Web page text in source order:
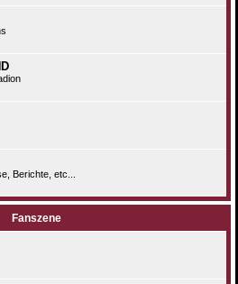
Berichte, etc...
Fanszene